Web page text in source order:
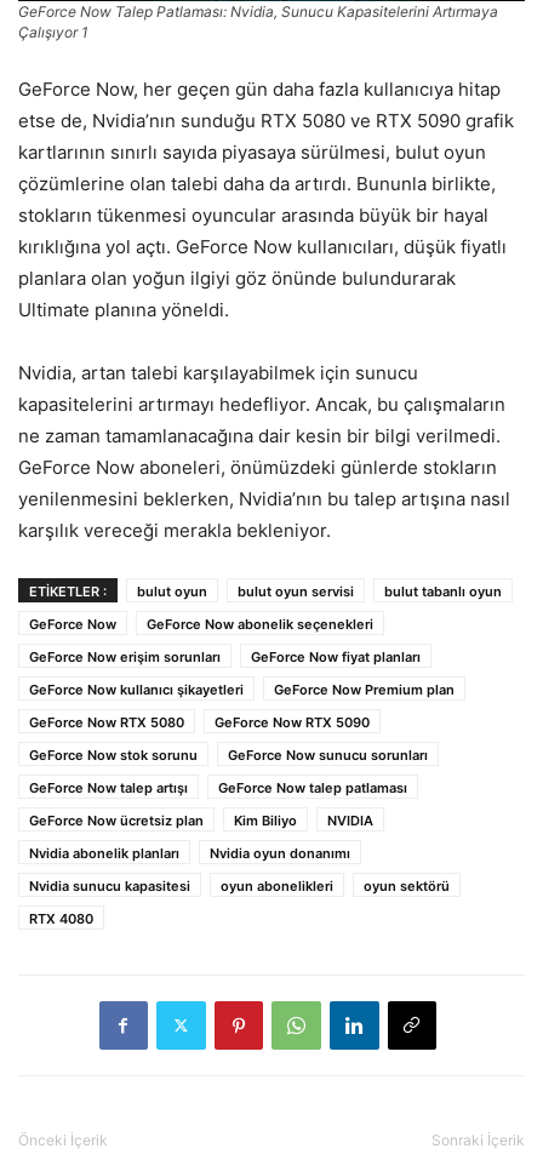
GeForce Now Talep Patlaması: Nvidia, Sunucu Kapasitelerini Artırmaya
Çalışıyor 1
GeForce Now, her geçen gün daha fazla kullanıcıya hitap
etse de, Nvidia’nın sunduğu RTX 5080 ve RTX 5090 grafik
kartlarının sınırlı sayıda piyasaya sürülmesi, bulut oyun
çözümlerine olan talebi daha da artırdı. Bununla birlikte,
stokların tükenmesi oyuncular arasında büyük bir hayal
kırıklığına yol açtı. GeForce Now kullanıcıları, düşük fiyatlı
planlara olan yoğun ilgiyi göz önünde bulundurarak
Ultimate planına yöneldi.
Nvidia, artan talebi karşılayabilmek için sunucu
kapasitelerini artırmayı hedefliyor. Ancak, bu çalışmaların
ne zaman tamamlanacağına dair kesin bir bilgi verilmedi.
GeForce Now aboneleri, önümüzdeki günlerde stokların
yenilenmesini beklerken, Nvidia’nın bu talep artışına nasıl
karşılık vereceği merakla bekleniyor.
ETIKETLER : bulut oyun bulut oyun servisi
bulut tabanlı oyun
GeForce Now
GeForce Now abonelik seçenekleri
GeForce Now erişim sorunları
GeForce Now fiyat planları
GeForce Now kullanıcı şikayetleri
GeForce Now Premium plan
GeForce Now RTX 5080
GeForce Now RTX 5090
GeForce Now stok sorunu
GeForce Now sunucu sorunları
GeForce Now talep artışı
GeForce Now talep patlaması
GeForce Now ücretsiz plan
Kim Biliyo
NVIDIA
Nvidia abonelik planları
Nvidia oyun donanımı
Nvidia sunucu kapasitesi
oyun abonelikleri
oyun sektörü
RTX 4080
Önceki İçerik Sonraki İçerik